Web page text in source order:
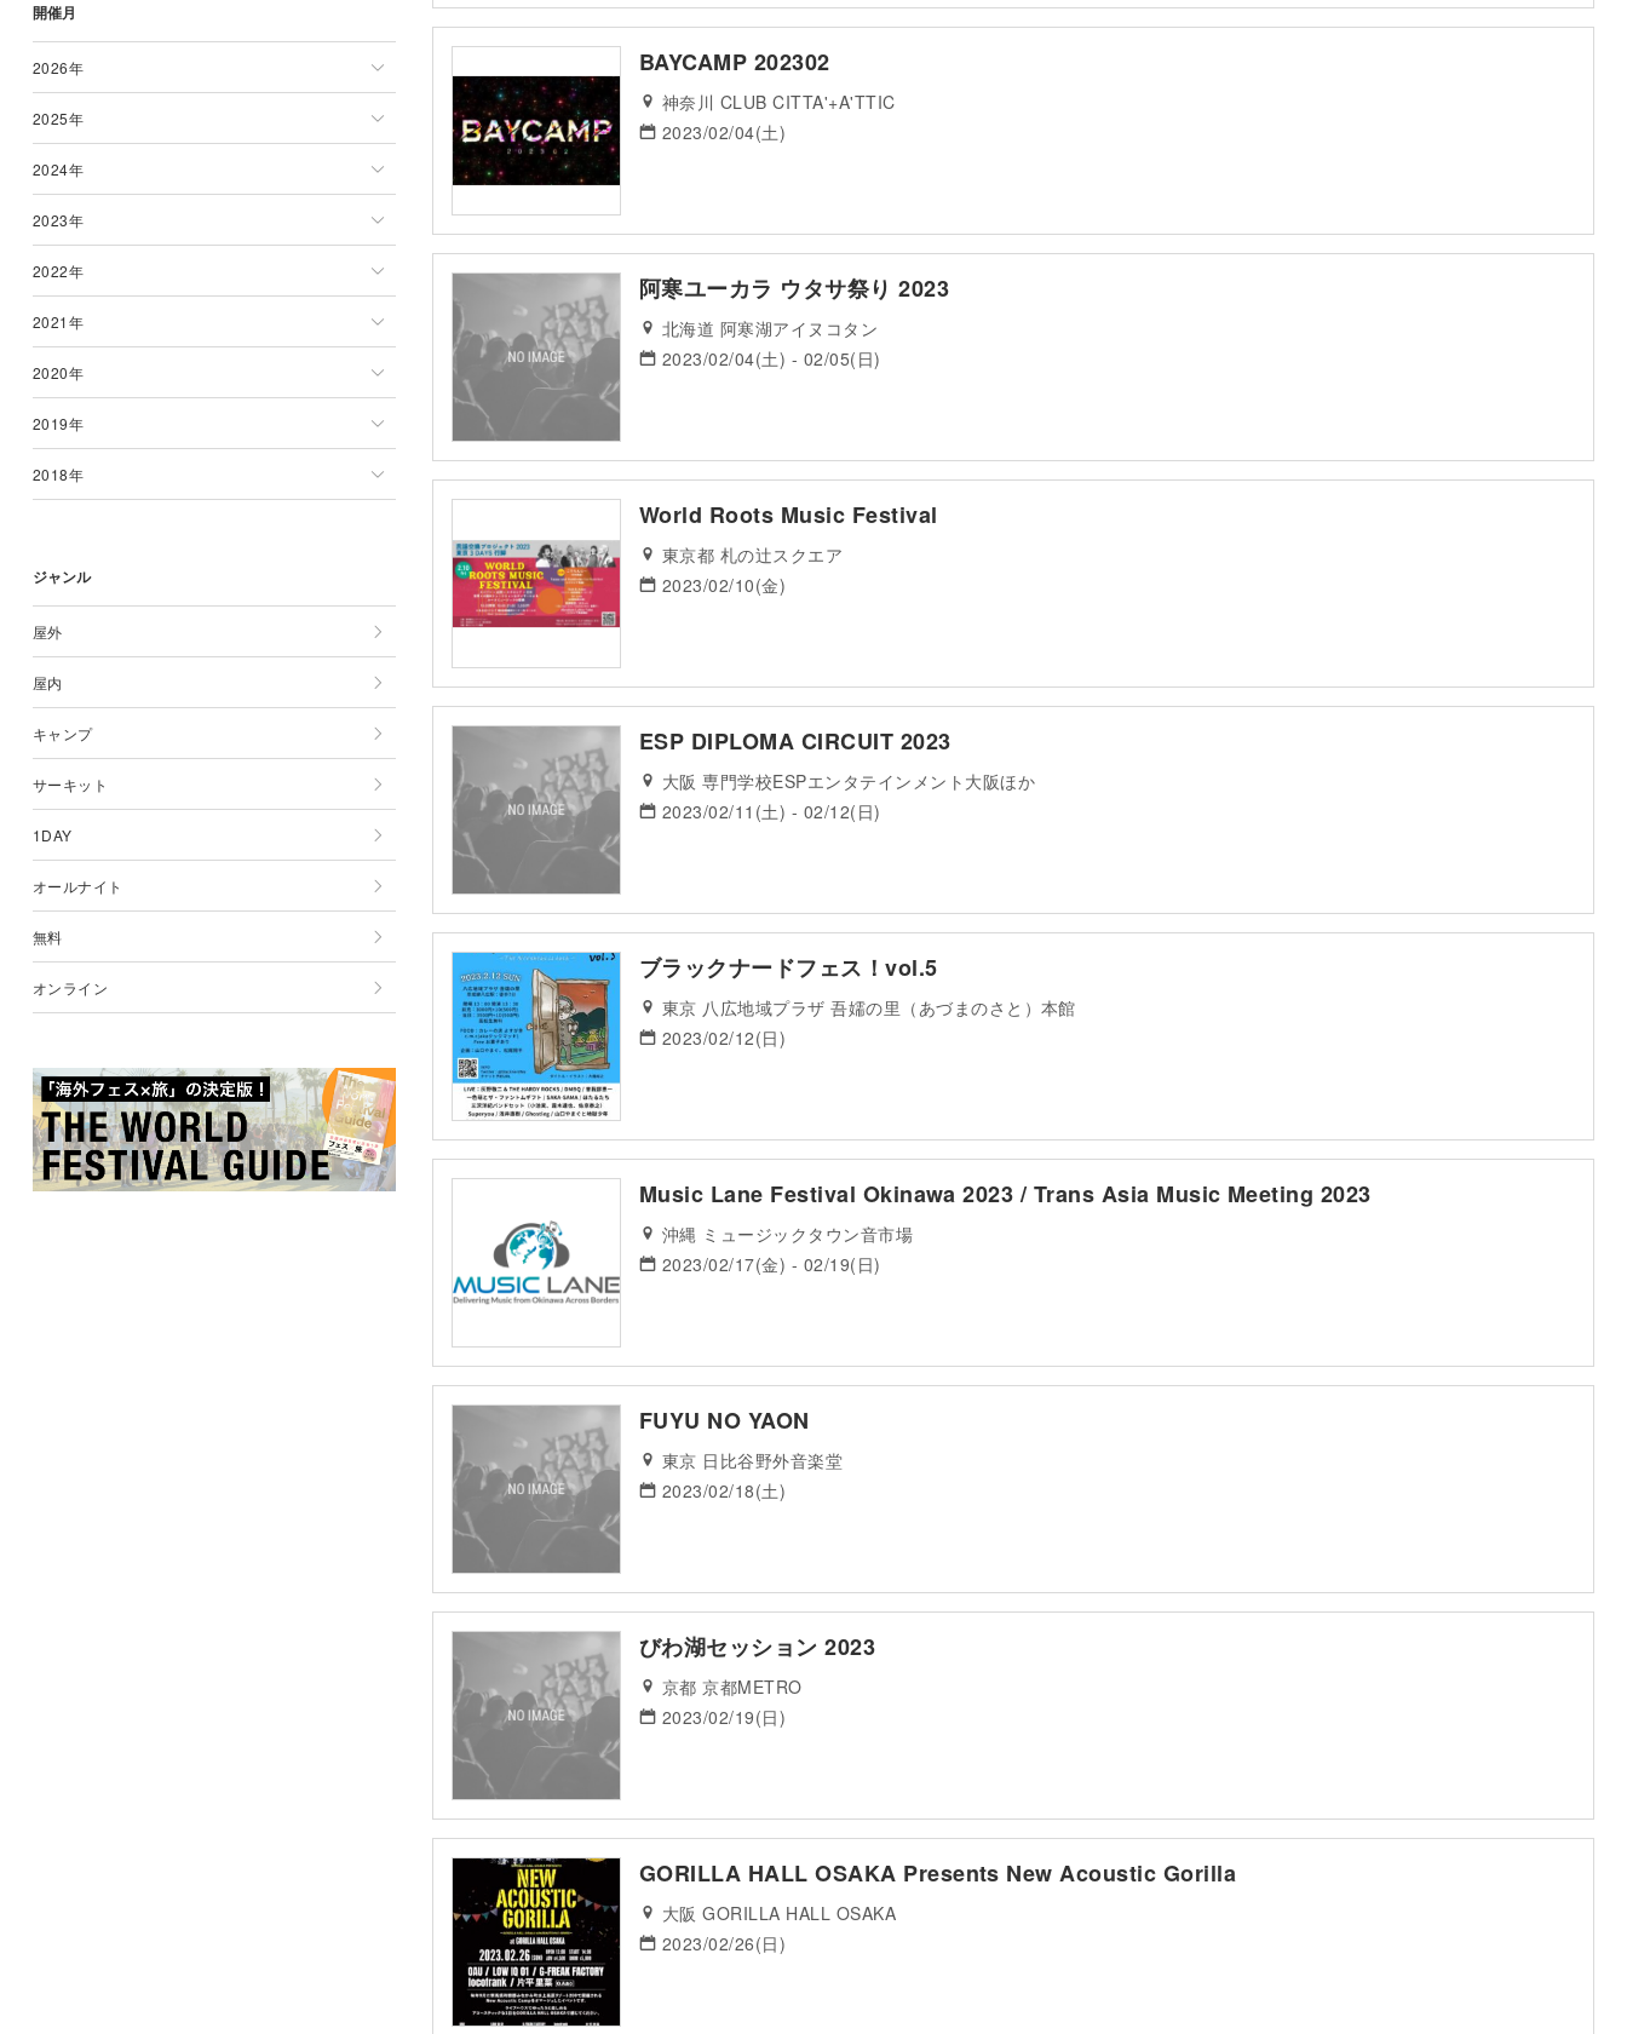
BAYCAMP 202302
神奈川 CLUB CITTA'+A'TTIC
2023/02/04(土)
阿寒ユーカラ ウタサ祭り 2023
北海道 阿寒湖アイヌコタン
2023/02/04(土) - 02/05(日)
World Roots Music Festival
東京都 札の辻スクエア
2023/02/10(金)
ESP DIPLOMA CIRCUIT 2023
大阪 専門学校ESPエンタテインメント大阪ほか
2023/02/11(土) - 02/12(日)
ブラックナードフェス！vol.5
東京 八広地域プラザ 吾嬬の里（あづまのさと）本館
2023/02/12(日)
Music Lane Festival Okinawa 2023 / Trans Asia Music Meeting 2023
沖縄 ミュージックタウン音市場
2023/02/17(金) - 02/19(日)
FUYU NO YAON
東京 日比谷野外音楽堂
2023/02/18(土)
びわ湖セッション 2023
京都 京都METRO
2023/02/19(日)
GORILLA HALL OSAKA Presents New Acoustic Gorilla
大阪 GORILLA HALL OSAKA
2023/02/26(日)
栃木県
福井県
奈良県
滋賀県
和歌山県
島根県
鳥取県
山口県
徳島県
香川県
愛媛県
高知県
大分県
宮崎県
沖縄県
熊本県
福岡県
長崎県
鹿児島県
開催月
2026年
2026年一覧
1月
2月
3月
4月
5月
6月
7月
9月
10月
11月
12月
2025年
2025年一覧
1月
2月
3月
4月
5月
6月
8月
9月
10月
11月
12月
2024年
2024年一覧
1月
2月
3月
4月
5月
7月
8月
9月
10月
11月
12月
2023年
2023年一覧
1月
2月
3月
4月
6月
7月
8月
9月
10月
11月
12月
2022年
2022年一覧
1月
2月
3月
5月
6月
7月
8月
9月
10月
11月
12月
2021年
2021年一覧
1月
2月
4月
5月
6月
7月
8月
9月
10月
11月
12月
2020年
2020年一覧
1月
3月
4月
5月
6月
7月
8月
9月
10月
11月
2019年
2019年一覧
2月
3月
4月
5月
6月
7月
8月
9月
10月
12月
2018年
1月
2月
3月
4月
5月
6月
7月
8月
9月
11月
12月
ジャンル
屋外
屋内
キャンプ
サーキット
1DAY
オールナイト
無料
オンライン